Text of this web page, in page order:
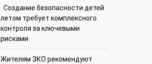
Создание безопасности детей
летом требует комплексного
контроля за ключевыми
рисками
Жителям ЗКО рекомендуют